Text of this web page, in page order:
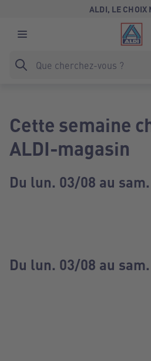
ALDI, LE CHOIX
Cette semaine
ALDI-magasin
Du lun. 03/08 au
Du lun. 03/08 au